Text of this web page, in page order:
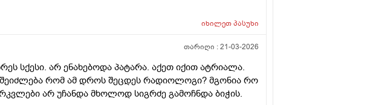
არ შეწუხდებით, დეტალურად რომ ამიხსნათ ამ
იხილეთპასუხი
თარიღი :21-03-2026
სქესი. არ ენახებოდა პატარა. აქეთ იქით ატრიალა.
რომ ამ დროს შეცდეს რადიოლოგი? მგონია რო
არ უჩანდა მხოლოდ სიგრძე გამოჩნდა ბიჭის.